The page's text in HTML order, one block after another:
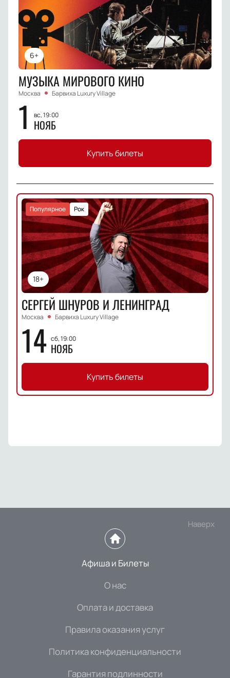
6+
МУЗЫКА МИРОВОГО КИНО
Москва Барвиха Luxury Village
1 вс, 19:00
НОЯБ
Купить билеты
18+
Рок
Популярное
СЕРГЕЙ ШНУРОВ И ЛЕНИНГРАД
Москва Барвиха Luxury Village
14 сб, 19:00
НОЯБ
Купить билеты
Наверх
Афиша и Билеты
О нас
Оплата и доставка
Правила оказания услуг
Политика конфиденциальности
Гарантия подлинности